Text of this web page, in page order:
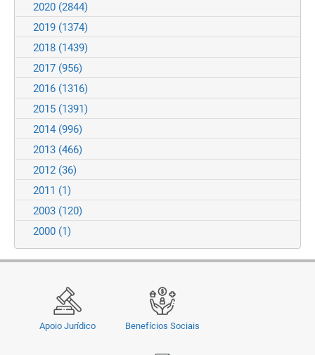
2020 (2844)
2019 (1374)
2018 (1439)
2017 (956)
2016 (1316)
2015 (1391)
2014 (996)
2013 (466)
2012 (36)
2011 (1)
2003 (120)
2000 (1)
Apoio Jurídico Benefícios Sociais